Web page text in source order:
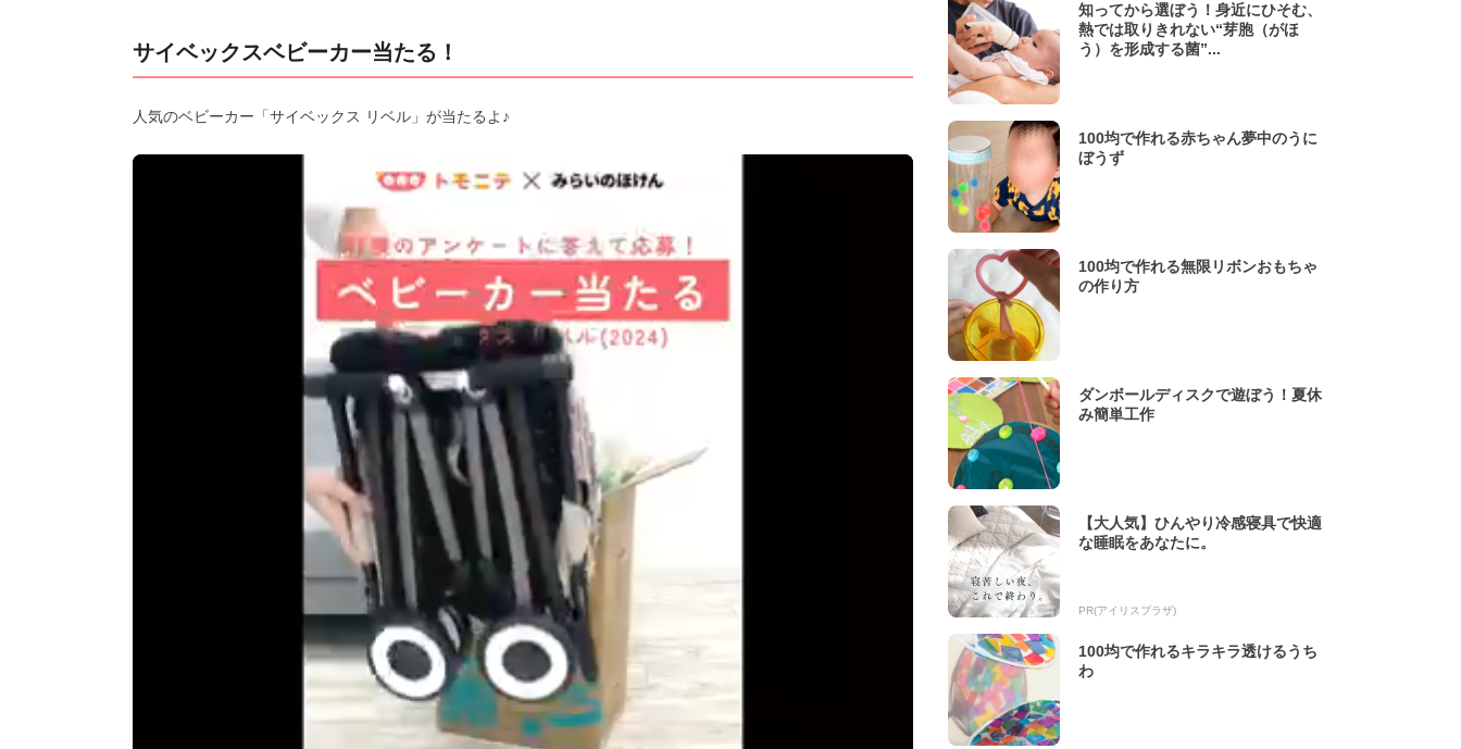
サイベックスベビーカー当たる！
人気のベビーカー「サイベックス リベル」が当たるよ♪
知ってから選ぼう！身近にひそむ、
熱では取りきれない“芽胞（がほ
う）を形成する菌”...
100均で作れる赤ちゃん夢中のうに
ぼうず
100均で作れる無限リボンおもちゃ
の作り方
ダンボールディスクで遊ぼう！夏休
み簡単工作
【大人気】ひんやり冷感寝具で快適
な睡眠をあなたに。
PR(アイリスプラザ)
100均で作れるキラキラ透けるうち
わ